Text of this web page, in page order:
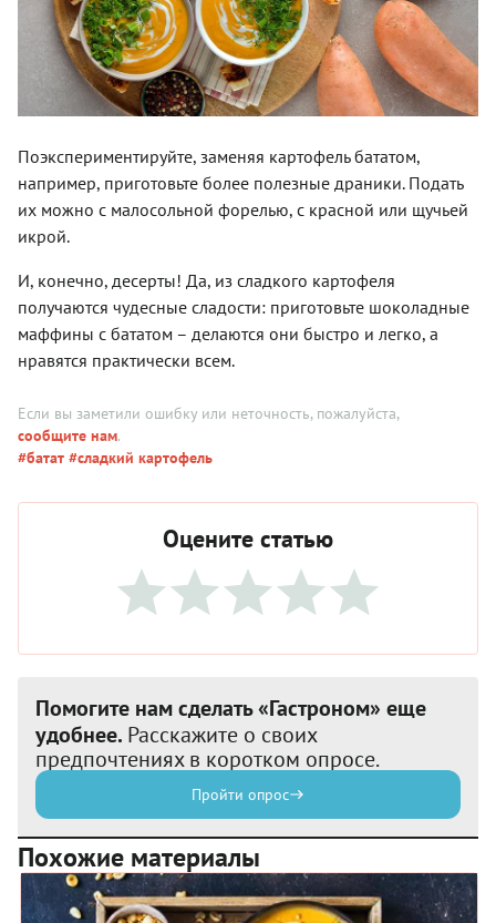
Поэкспериментируйте, заменяя картофель бататом,
например, приготовьте более полезные драники. Подать
их можно с малосольной форелью, с красной или щучьей
икрой.
И, конечно, десерты! Да, из сладкого картофеля
получаются чудесные сладости: приготовьте шоколадные
маффины с бататом – делаются они быстро и легко, а
нравятся практически всем.
Если вы заметили ошибку или неточность, пожалуйста,
сообщите нам.
#батат #сладкий картофель
Оцените статью
Помогите нам сделать «Гастроном» еще
удобнее. Расскажите о своих
предпочтениях в коротком опросе.
Пройти опрос
Похожие материалы